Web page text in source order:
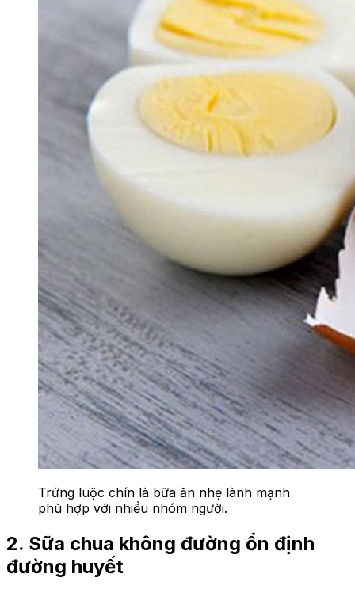
Trứng luộc chín là bữa ăn nhẹ lành mạnh
phù hợp với nhiều nhóm người.
2. Sữa chua không đường ổn định
đường huyết